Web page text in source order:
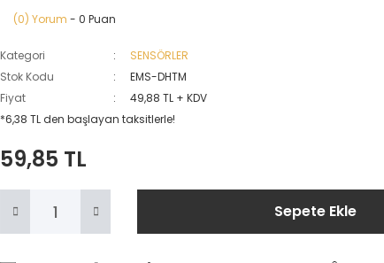
(0) Yorum - 0 Puan
Kategori
SENSÖRLER
Stok Kodu
EMS-DHTM
Fiyat
49,88 TL + KDV
*6,38 TL den başlayan taksitlerle!
59,85 TL
Sepete Ekle